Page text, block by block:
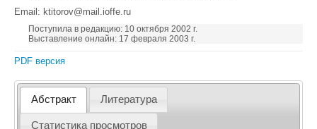
Email: ktitorov@mail.ioffe.ru
Поступила в редакцию: 10 октября 2002 г.
Выставление онлайн: 17 февраля 2003 г.
PDF версия
Абстракт Литература
Статистика просмотров